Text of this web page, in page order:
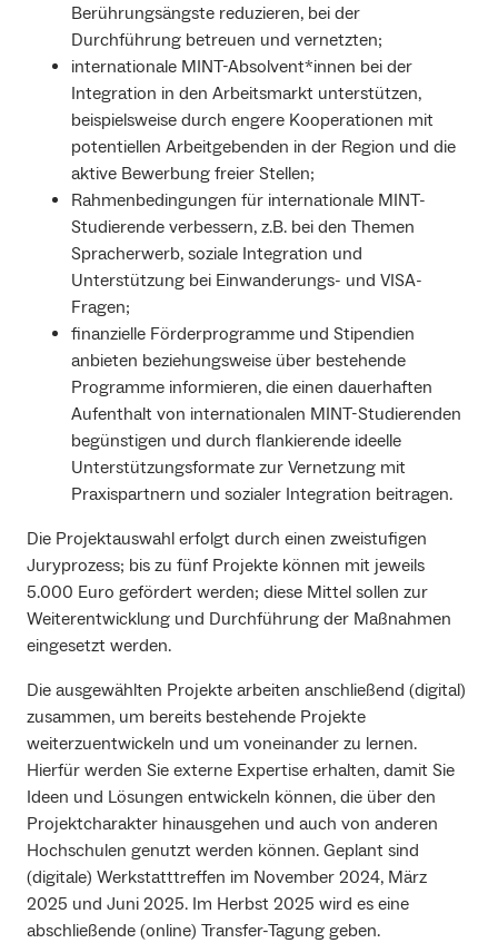
Berührungsängste reduzieren, bei der
Durchführung betreuen und vernetzten;
internationale MINT-Absolvent*innen bei der
Integration in den Arbeitsmarkt unterstützen,
beispielsweise durch engere Kooperationen mit
potentiellen Arbeitgebenden in der Region und die
aktive Bewerbung freier Stellen;
Rahmenbedingungen für internationale MINT-
Studierende verbessern, z.B. bei den Themen
Spracherwerb, soziale Integration und
Unterstützung bei Einwanderungs- und VISA-
Fragen;
finanzielle Förderprogramme und Stipendien
anbieten beziehungsweise über bestehende
Programme informieren, die einen dauerhaften
Aufenthalt von internationalen MINT-Studierenden
begünstigen und durch flankierende ideelle
Unterstützungsformate zur Vernetzung mit
Praxispartnern und sozialer Integration beitragen.
Die Projektauswahl erfolgt durch einen zweistufigen
Juryprozess; bis zu fünf Projekte können mit jeweils
5.000 Euro gefördert werden; diese Mittel sollen zur
Weiterentwicklung und Durchführung der Maßnahmen
eingesetzt werden.
Die ausgewählten Projekte arbeiten anschließend (digital)
zusammen, um bereits bestehende Projekte
weiterzuentwickeln und um voneinander zu lernen.
Hierfür werden Sie externe Expertise erhalten, damit Sie
Ideen und Lösungen entwickeln können, die über den
Projektcharakter hinausgehen und auch von anderen
Hochschulen genutzt werden können. Geplant sind
(digitale) Werkstatttreffen im November 2024, März
2025 und Juni 2025. Im Herbst 2025 wird es eine
abschließende (online) Transfer-Tagung geben.